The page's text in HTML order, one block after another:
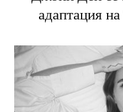
Джони Деп се